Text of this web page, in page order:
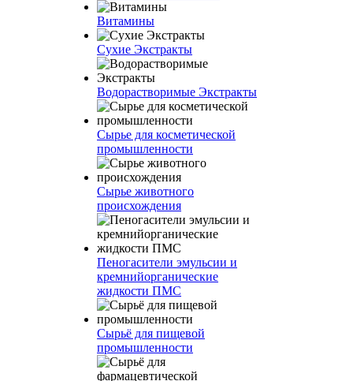
Витамины
Сухие Экстракты
Водорастворимые Экстракты
Сырье для косметической
промышленности
Сырье животного
происхождения
Пеногасители эмульсии и
кремнийорганические
жидкости ПМС
Сырьё для пищевой
промышленности